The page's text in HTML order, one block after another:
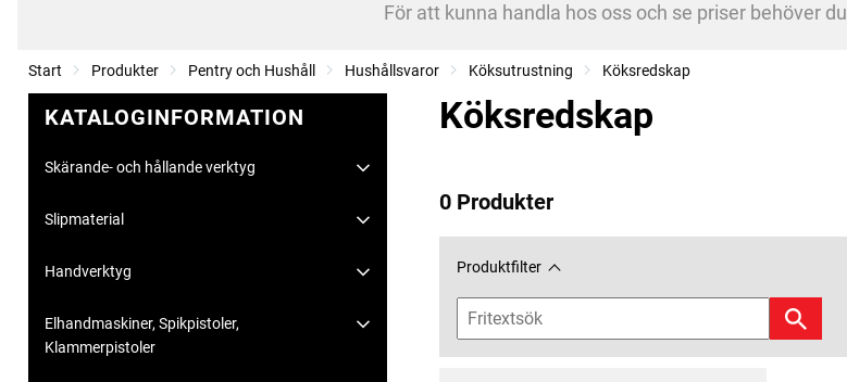
För att kunna handla hos oss och se priser behöver du
Start Produkter Pentry och Hushåll Hushållsvaror Köksutrustning Köksredskap
KATALOGINFORMATION
Skärande- och hållande verktyg
Slipmaterial
Handverktyg
Elhandmaskiner, Spikpistoler,
Klammerpistoler
Köksredskap
0 Produkter
Produktfilter